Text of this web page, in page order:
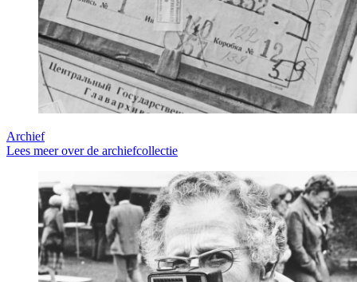
Archief
Lees meer over de archiefcollectie